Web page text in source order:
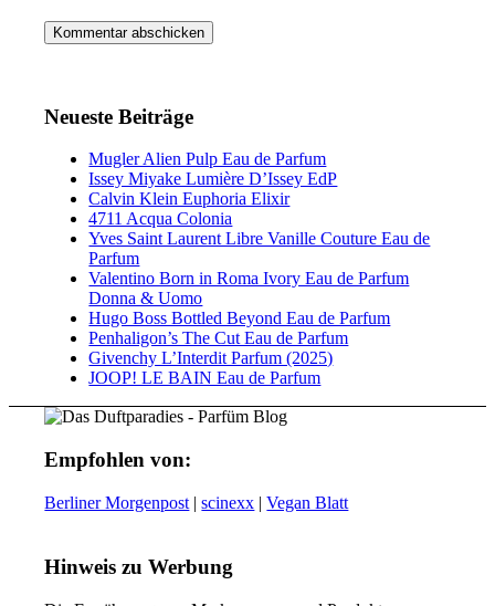
Neueste Beiträge
Mugler Alien Pulp Eau de Parfum
Issey Miyake Lumière D’Issey EdP
Calvin Klein Euphoria Elixir
4711 Acqua Colonia
Yves Saint Laurent Libre Vanille Couture Eau de
Parfum
Valentino Born in Roma Ivory Eau de Parfum
Donna & Uomo
Hugo Boss Bottled Beyond Eau de Parfum
Penhaligon’s The Cut Eau de Parfum
Givenchy L’Interdit Parfum (2025)
JOOP! LE BAIN Eau de Parfum
Empfohlen von:
Berliner Morgenpost | scinexx | Vegan Blatt
Hinweis zu Werbung